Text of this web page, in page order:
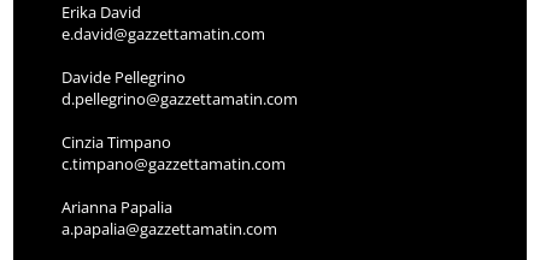
Erika David
e.david@gazzettamatin.com
Davide Pellegrino
d.pellegrino@gazzettamatin.com
Cinzia Timpano
c.timpano@gazzettamatin.com
Arianna Papalia
a.papalia@gazzettamatin.com